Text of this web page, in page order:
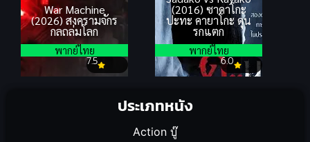
ประเภทหนัง
Action บู๊
War Machine
(2026) สงครามจักร
กลถล่มโลก
7.5
พากย์ไทย
(2016) ซาดาโกะ
ปะทะ คายาโกะ ดุน
รกแตก
6.0
พากย์ไทย